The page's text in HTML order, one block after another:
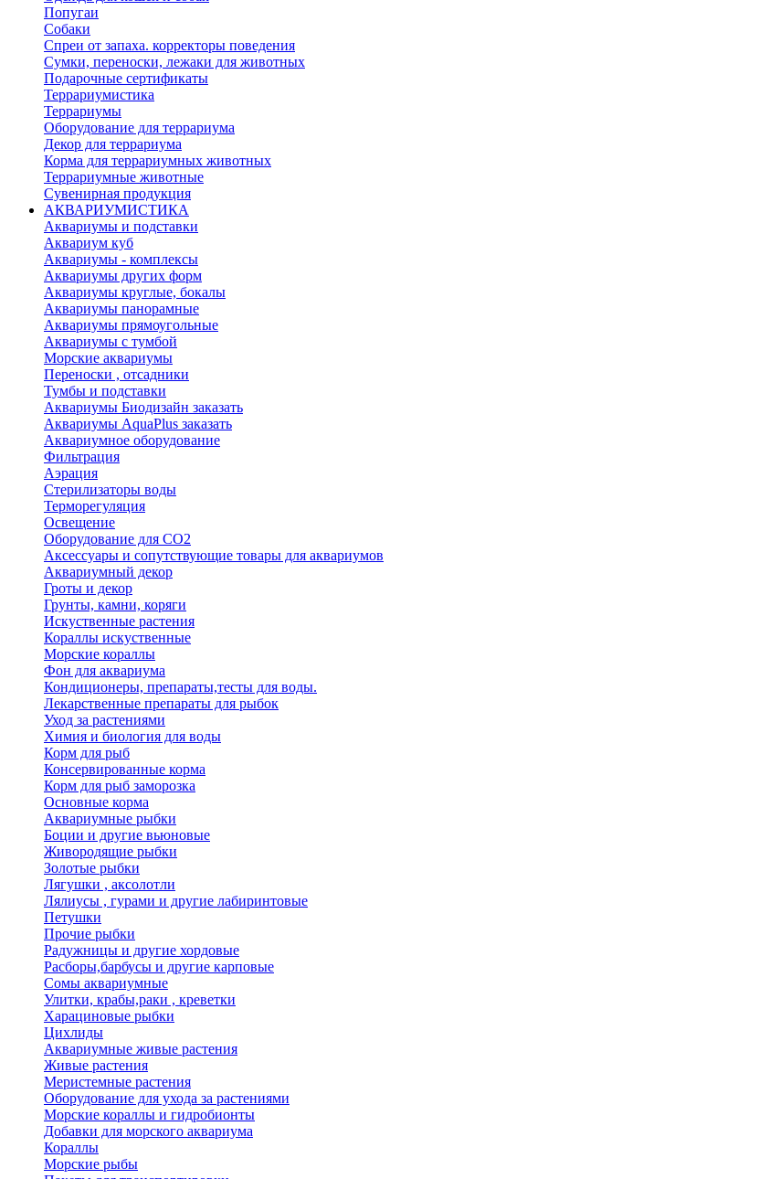
Попугаи
Собаки
Спреи от запаха. корректоры поведения
Сумки, переноски, лежаки для животных
Подарочные сертификаты
Террариумистика
Террариумы
Оборудование для террариума
Декор для террариума
Корма для террариумных животных
Террариумные животные
Сувенирная продукция
АКВАРИУМИСТИКА
Аквариумы и подставки
Аквариум куб
Аквариумы - комплексы
Аквариумы других форм
Аквариумы круглые, бокалы
Аквариумы панорамные
Аквариумы прямоугольные
Аквариумы с тумбой
Морские аквариумы
Переноски , отсадники
Тумбы и подставки
Аквариумы Биодизайн заказать
Аквариумы AquaPlus заказать
Аквариумное оборудование
Фильтрация
Аэрация
Стерилизаторы воды
Терморегуляция
Освещение
Оборудование для CO2
Аксессуары и сопутствующие товары для аквариумов
Аквариумный декор
Гроты и декор
Грунты, камни, коряги
Искуственные растения
Кораллы искуственные
Морские кораллы
Фон для аквариума
Кондиционеры, препараты,тесты для воды.
Лекарственные препараты для рыбок
Уход за растениями
Химия и биология для воды
Корм для рыб
Консервированные корма
Корм для рыб заморозка
Основные корма
Аквариумные рыбки
Боции и другие вьюновые
Живородящие рыбки
Золотые рыбки
Лягушки , аксолотли
Лялиусы , гурами и другие лабиринтовые
Петушки
Прочие рыбки
Радужницы и другие хордовые
Расборы,барбусы и другие карповые
Сомы аквариумные
Улитки, крабы,раки , креветки
Харациновые рыбки
Цихлиды
Аквариумные живые растения
Живые растения
Меристемные растения
Оборудование для ухода за растениями
Морские кораллы и гидробионты
Добавки для морского аквариума
Кораллы
Морские рыбы